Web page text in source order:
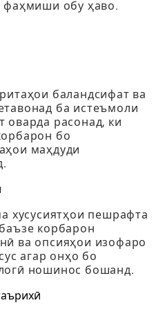
фаҳмиши обу ҳаво.
баландсифат ва
ба истеъмоли
оварда расонад, ки
бо
маҳдуди
хусусиятҳои пешрафта
корбарон
ва опсияҳои изофаро
агар онҳо бо
ношинос бошанд.